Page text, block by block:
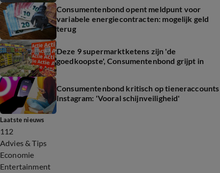
Consumentenbond opent meldpunt voor
variabele energiecontracten: mogelijk geld
terug
Deze 9 supermarktketens zijn 'de
goedkoopste', Consumentenbond grijpt in
Consumentenbond kritisch op tieneraccounts
Instagram: 'Vooral schijnveiligheid'
Laatste nieuws
112
Advies & Tips
Economie
Entertainment